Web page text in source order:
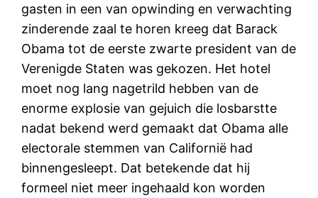
gasten in een van opwinding en verwachting
zinderende zaal te horen kreeg dat Barack
Obama tot de eerste zwarte president van de
Verenigde Staten was gekozen. Het hotel
moet nog lang nagetrild hebben van de
enorme explosie van gejuich die losbarstte
nadat bekend werd gemaakt dat Obama alle
electorale stemmen van Californië had
binnengesleept. Dat betekende dat hij
formeel niet meer ingehaald kon worden